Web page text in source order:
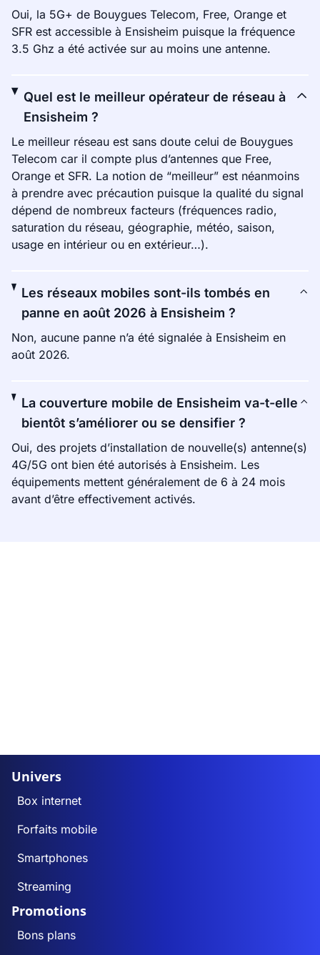
Oui, la 5G+ de Bouygues Telecom, Free, Orange et
SFR est accessible à Ensisheim puisque la fréquence
3.5 Ghz a été activée sur au moins une antenne.
Quel est le meilleur opérateur de réseau à
Ensisheim ?
Le meilleur réseau est sans doute celui de Bouygues
Telecom car il compte plus d’antennes que Free,
Orange et SFR. La notion de “meilleur” est néanmoins
à prendre avec précaution puisque la qualité du signal
dépend de nombreux facteurs (fréquences radio,
saturation du réseau, géographie, météo, saison,
usage en intérieur ou en extérieur…).
Les réseaux mobiles sont-ils tombés en
panne en août 2026 à Ensisheim ?
Non, aucune panne n’a été signalée à Ensisheim en
août 2026.
La couverture mobile de Ensisheim va-t-elle
bientôt s’améliorer ou se densifier ?
Oui, des projets d’installation de nouvelle(s) antenne(s)
4G/5G ont bien été autorisés à Ensisheim. Les
équipements mettent généralement de 6 à 24 mois
avant d’être effectivement activés.
Univers
Box internet
Forfaits mobile
Smartphones
Streaming
Promotions
Bons plans